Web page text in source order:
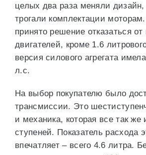
целых два раза меняли дизайн,
трогали комплектации
принято решение отказаться от
двигателей, кроме 1.6
версия силового агрегата
л.с.
На выбор покупателю было
трансмиссии. Это
и механика, которая все так же
ступеней. Показатель расхода
впечатляет – всего 4.6 литра.